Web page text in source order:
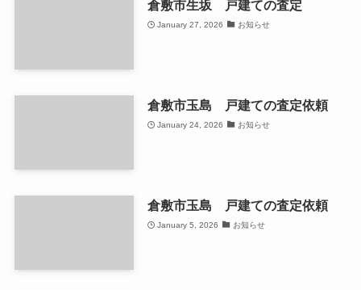
倉敷市生坂 戸建ての査定
January 27, 2026 お知らせ
倉敷市玉島 戸建ての査定依頼
January 24, 2026 お知らせ
倉敷市玉島 戸建ての査定依頼
January 5, 2026 お知らせ